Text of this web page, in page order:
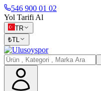
546 900 01 02
Yol Tarifi Al
TR
₺TL